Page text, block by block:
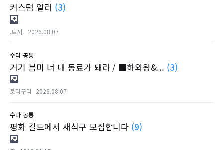
커스텀 일러 (3)
.토끼. 2026.08.07
수다 공통
거기 븜미 너 내 동료가 돼라 / ■하와왕&... (3)
로리구리 2026.08.07
수다 공통
평화 길드에서 새식구 모집합니다 (9)